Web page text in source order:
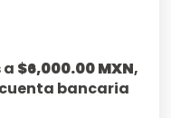
a $6,000.00 MXN,
bancaria